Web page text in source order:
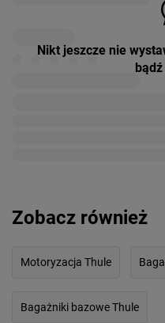
Nikt jeszcze nie
Zobacz również
Motoryzacja Thule
Bagażniki bazowe Thule